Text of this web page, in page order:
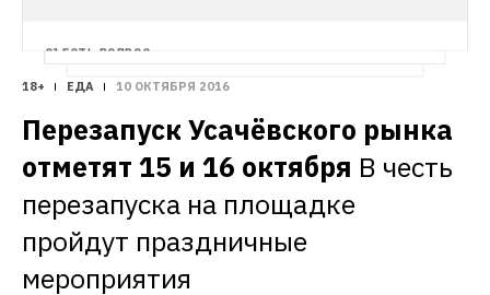
СЪЕСТЬ ВОПРОС
Почему американо стоит дороже эспрессо
с помощью экспертов отвечать на самые
странные вопросы о жизни, которыми
задаются горожане
18+ ЕДА 10 ОКТЯБРЯ 2016
Перезапуск Усачёвского рынка
отметят 15 и 16 октября В честь
перезапуска на площадке
пройдут праздничные
мероприятия